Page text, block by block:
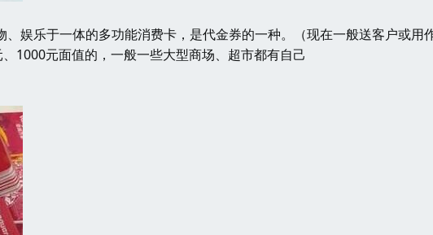
娱乐于一体的多功能消费卡，是代金券的一种。（现在一般送客户或用
1000元面值的，一般一些大型商场、超市都有自己